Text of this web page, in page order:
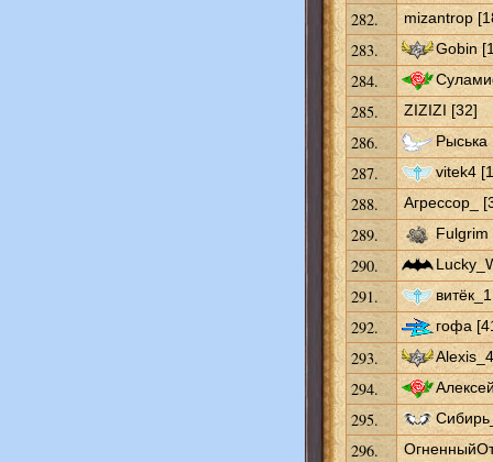
282. mizantrop
283. Gobin
284.
285. ZIZIZI [32]
286. Рыська
287. vitek4
288. Агрессор_
289. Fulgrim
290.
291.
292. гофа
293.
294.
295.
296.